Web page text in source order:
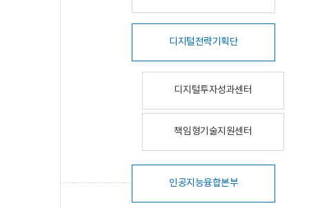
디지털전략기획단
디지털투자성과센터
책임형기술지원센터
인공지능융합본부